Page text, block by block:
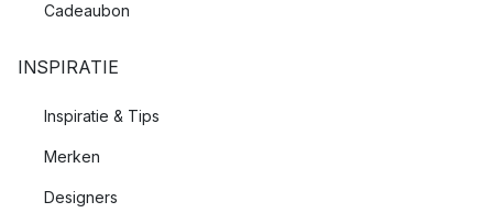
Cadeaubon
INSPIRATIE
Inspiratie & Tips
Merken
Designers